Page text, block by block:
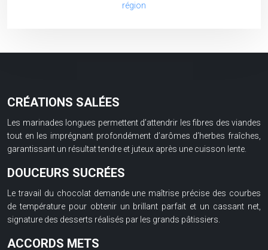
région
CRÉATIONS SALÉES
Les marinades longues permettent d’attendrir les fibres des viandes
tout en les imprégnant profondément d’arômes d’herbes fraîches,
garantissant un résultat tendre et juteux après une cuisson lente.
DOUCEURS SUCRÉES
Le travail du chocolat demande une maîtrise précise des courbes
de température pour obtenir un brillant parfait et un cassant net,
signature des desserts réalisés par les grands pâtissiers.
ACCORDS METS